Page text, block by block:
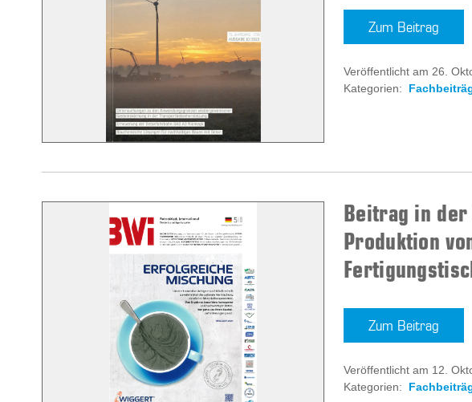
Zum Beitrag
Veröffentlicht am 26.
Kategorien:
Beitrag in
Produktion
Zum Beitrag
Veröffentlicht am 12.
Kategorien: